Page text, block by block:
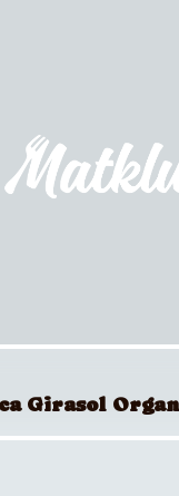
Girasol